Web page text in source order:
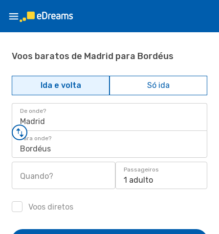
Voos baratos de Madrid para Bordéus
Ida e volta Só ida
De onde?
Madrid
Para onde?
Bordéus
Quando?
Passageiros
1 adulto
Voos diretos